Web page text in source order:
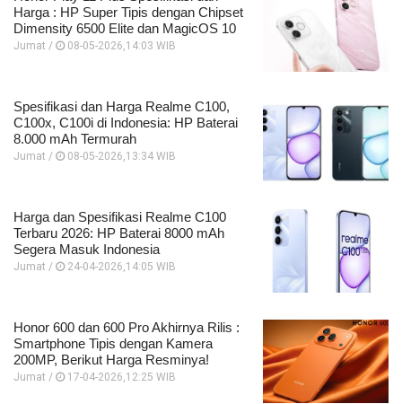
Harga : HP Super Tipis dengan Chipset
Dimensity 6500 Elite dan MagicOS 10
Jumat / 08-05-2026,14:03 WIB
Spesifikasi dan Harga Realme C100,
C100x, C100i di Indonesia: HP Baterai
8.000 mAh Termurah
Jumat / 08-05-2026,13:34 WIB
Harga dan Spesifikasi Realme C100
Terbaru 2026: HP Baterai 8000 mAh
Segera Masuk Indonesia
Jumat / 24-04-2026,14:05 WIB
Honor 600 dan 600 Pro Akhirnya Rilis :
Smartphone Tipis dengan Kamera
200MP, Berikut Harga Resminya!
Jumat / 17-04-2026,12:25 WIB